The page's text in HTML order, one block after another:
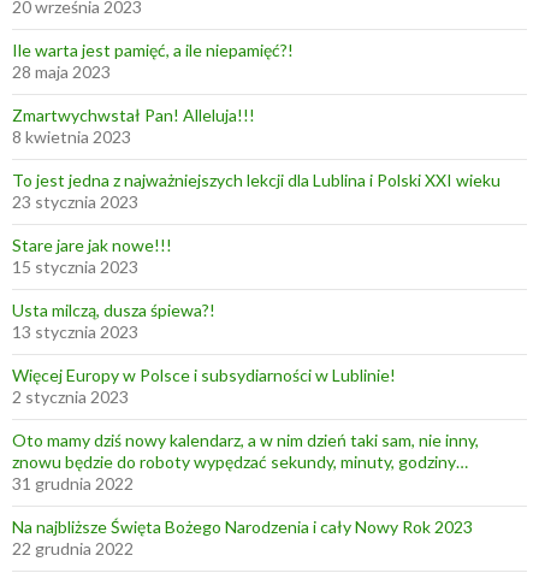
20 września 2023
Ile warta jest pamięć, a ile niepamięć?!
28 maja 2023
Zmartwychwstał Pan! Alleluja!!!
8 kwietnia 2023
To jest jedna z najważniejszych lekcji dla Lublina i Polski XXI wieku
23 stycznia 2023
Stare jare jak nowe!!!
15 stycznia 2023
Usta milczą, dusza śpiewa?!
13 stycznia 2023
Więcej Europy w Polsce i subsydiarności w Lublinie!
2 stycznia 2023
Oto mamy dziś nowy kalendarz, a w nim dzień taki sam, nie inny,
znowu będzie do roboty wypędzać sekundy, minuty, godziny…
31 grudnia 2022
Na najbliższe Święta Bożego Narodzenia i cały Nowy Rok 2023
22 grudnia 2022